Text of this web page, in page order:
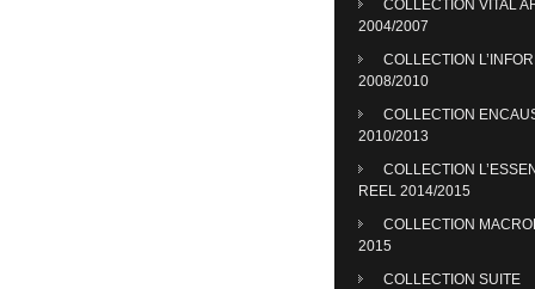
COLLECTION VITAL
2004/2007
COLLECTION
2008/2010
COLLECTION
2010/2013
COLLECTION
REEL 2014/2015
COLLECTION
2015
COLLECTION SUITE